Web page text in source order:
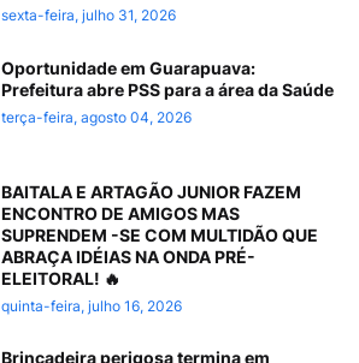
sexta-feira, julho 31, 2026
Oportunidade em Guarapuava:
Prefeitura abre PSS para a área da Saúde
terça-feira, agosto 04, 2026
BAITALA E ARTAGÃO JUNIOR FAZEM
ENCONTRO DE AMIGOS MAS
SUPRENDEM -SE COM MULTIDÃO QUE
ABRAÇA IDÉIAS NA ONDA PRÉ-
ELEITORAL! 🔥
quinta-feira, julho 16, 2026
Brincadeira perigosa termina em